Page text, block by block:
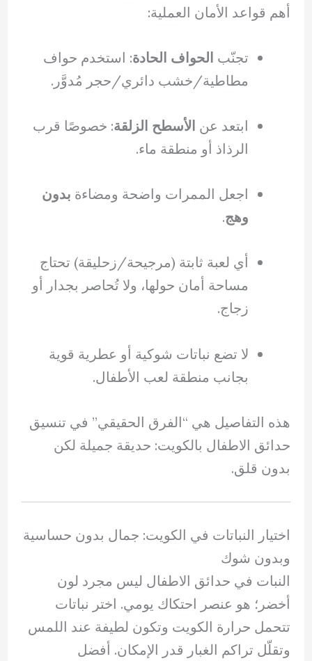
أهم قواعد الأمان العملية:
تجنّب الحواف الحادة: استخدم حواف
مطاطية/خشب دائري/حجر مُدوَّر.
ابتعد عن الأسطح الزلقة: خصوصًا قرب
الرذاذ أو منطقة ماء.
اجعل الممرات واضحة ومضاءة بدون
وهج.
أي لعبة ثابتة (مرجيحة/زحليقة) تحتاج
مساحة أمان حولها، ولا تُحاصر بجدار أو
زجاج.
لا تضع نباتات شوكية أو عطرية قوية
بجانب منطقة لعب الأطفال.
هذه التفاصيل هي “الفرق الحقيقي” في تنسيق
حدائق الاطفال بالكويت: حديقة جميلة لكن
بدون قلق.
اختيار النباتات في الكويت: جمال بدون حساسية
وبدون شوك
النبات في حدائق الاطفال ليس مجرد لون
أخضر؛ هو عنصر احتكاك يومي. اختر نباتات
تتحمل حرارة الكويت وتكون لطيفة عند اللمس
وتقلّل تراكم الغبار قدر الإمكان. أفضل